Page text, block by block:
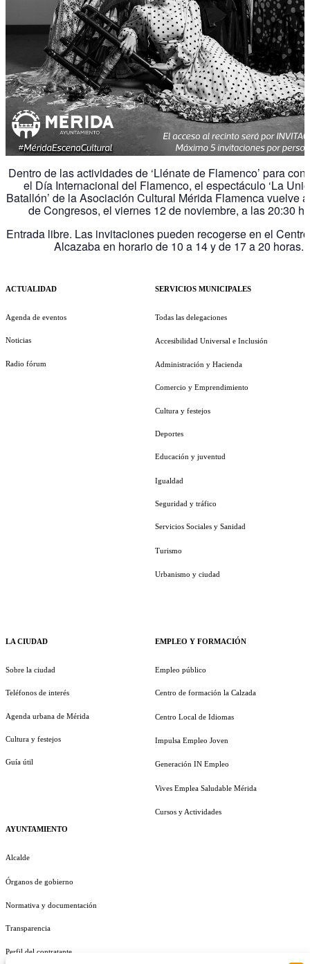
Dentro de las actividades de ‘Llénate de Flamenco’ para
el Día Internacional del Flamenco, el espectáculo ‘La
Batallón’ de la Asociación Cultural Mérida Flamenca vuelve
de Congresos, el viernes 12 de noviembre, a las 20:30
Entrada libre. Las invitaciones pueden recogerse en el
Alcazaba en horario de 10 a 14 y de 17 a 20 horas.
ACTUALIDAD
Agenda de eventos
Noticias
Radio fórum
LA CIUDAD
Sobre la ciudad
Teléfonos de interés
Agenda urbana de Mérida
Cultura y festejos
Guía útil
AYUNTAMIENTO
Alcalde
Órganos de gobierno
Normativa y documentación
Transparencia
Perfil del contratante
SERVICIOS MUNICIPALES
Todas las delegaciones
Accesibilidad Universal e Inclusión
Administración y Hacienda
Comercio y Emprendimiento
Cultura y festejos
Deportes
Educación y juventud
Igualdad
Seguridad y tráfico
Servicios Sociales y Sanidad
Turismo
Urbanismo y ciudad
EMPLEO Y FORMACIÓN
Empleo público
Centro de formación la Calzada
Centro Local de Idiomas
Impulsa Empleo Joven
Generación IN Empleo
Vives Emplea Saludable Mérida
Cursos y Actividades